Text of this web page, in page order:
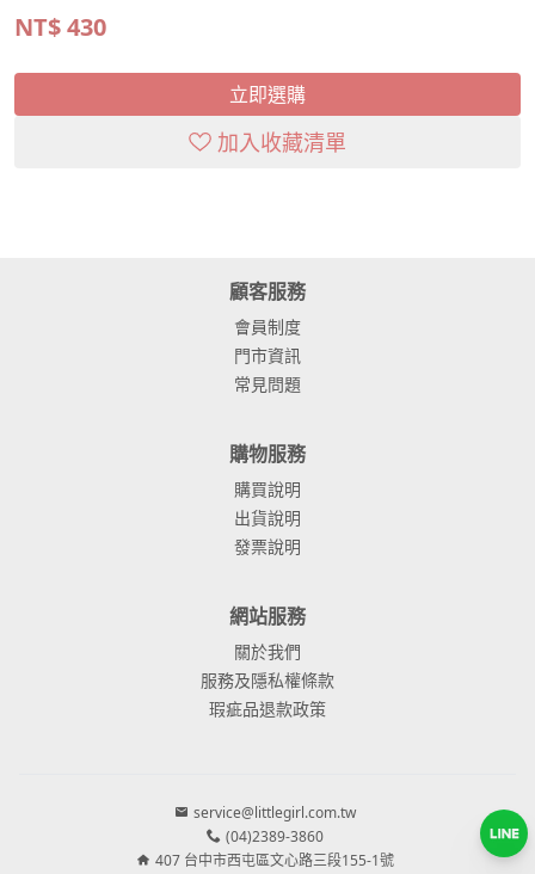
NT$430
立即選購
加入收藏清單
顧客服務
會員制度
門市資訊
常見問題
購物服務
購買說明
出貨說明
發票說明
網站服務
關於我們
服務及隱私權條款
瑕疵品退款政策
service@littlegirl.com.tw
(04)2389-3860
407 台中市西屯區文心路三段155-1號